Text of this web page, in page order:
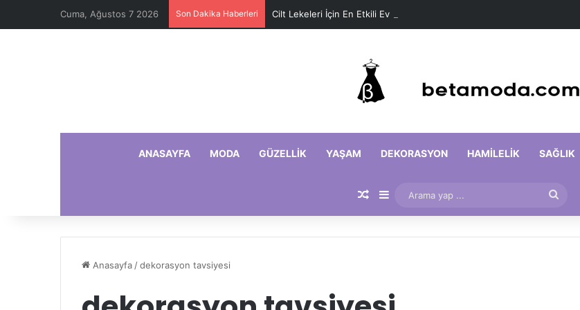
Cuma, Ağustos 7 2026 Son Dakika Haberleri Cilt Lekeleri İçin En Etkili Ev Maskeleri
ANASAYFA MODA GÜZELLIK YAŞAM DEKORASYON HAMILELIK SAĞLIK
Rastgele Makale
Kenar Bölmesi
yap
Anasayfa /dekorasyon tavsiyesi